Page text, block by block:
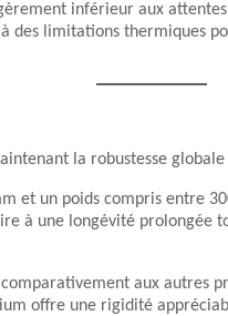
inférieur aux
des limitations thermiques
la robustesse globale
et un poids compris entre
à une longévité prolongée
aux autres
offre une rigidité